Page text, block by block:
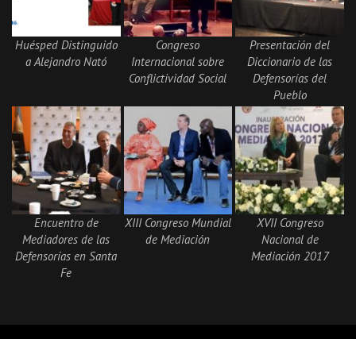
Huésped Distinguido
a Alejandro Nató
Congreso
Internacional sobre
Conflictividad Social
Presentación del
Diccionario de las
Defensorías del
Pueblo
Encuentro de
Mediadores de las
Defensorías en Santa
Fe
XIII Congreso Mundial
de Mediación
XVII Congreso
Nacional de
Mediación 2017